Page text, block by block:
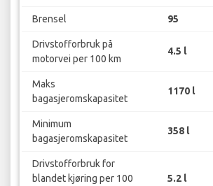
Brensel 95
Drivstofforbruk på
motorvei per 100 km
4.5 l
Maks
bagasjeromskapasitet
1170 l
Minimum
bagasjeromskapasitet
358 l
Drivstofforbruk for
blandet kjøring per 100
5.2 l